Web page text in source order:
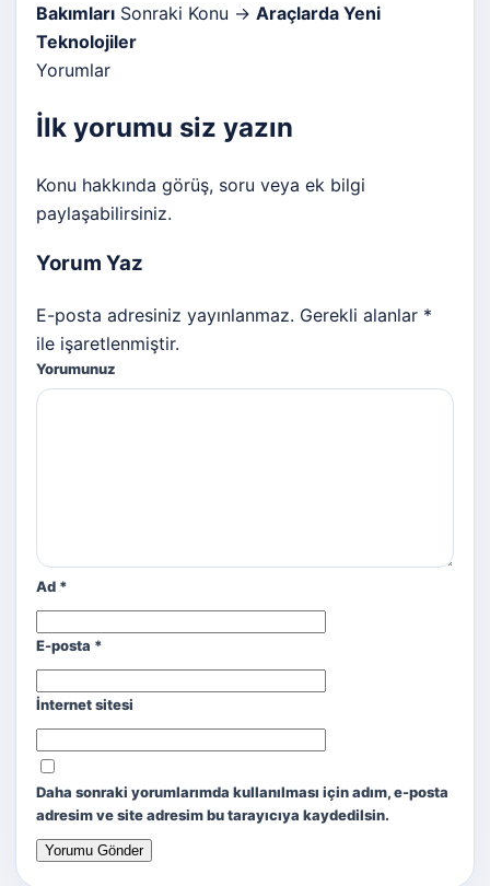
Bakımları Sonraki Konu → Araçlarda Yeni
Teknolojiler
Yorumlar
İlk yorumu siz yazın
Konu hakkında görüş, soru veya ek bilgi
paylaşabilirsiniz.
Yorum Yaz
E-posta adresiniz yayınlanmaz. Gerekli alanlar *
ile işaretlenmiştir.
Yorumunuz
Ad *
E-posta *
İnternet sitesi
Daha sonraki yorumlarımda kullanılması için adım, e-posta
adresim ve site adresim bu tarayıcıya kaydedilsin.